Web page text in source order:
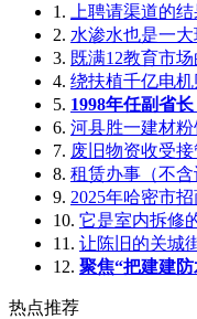
1. 上聘请渠道的
2. 水渗水也是一大
3. 既满12教育市
4. 绕扶植千亿电
5. 1998年任副省
6. 河县胜一建材
7. 废旧物资收受接
8. 租赁办事（不
9. 2025年哈密市
10. 它是室内拆修
11. 让陈旧的关城
12. 聚焦“把建建防
热点推荐